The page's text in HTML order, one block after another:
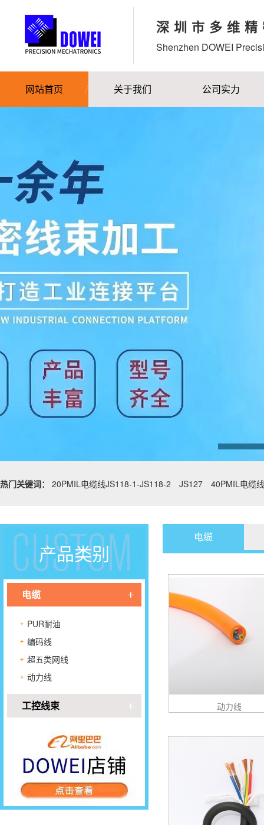
深圳市多维
Shenzhen DOWEI
网站首页 关于我们 公司实力
热门关键词： 20PMIL电缆线JS118-1-JS118-2 JS127 40PMIL电缆
产品类别
电缆
PUR耐油
编码线
超五类网线
动力线
工控线束
电缆
动力线